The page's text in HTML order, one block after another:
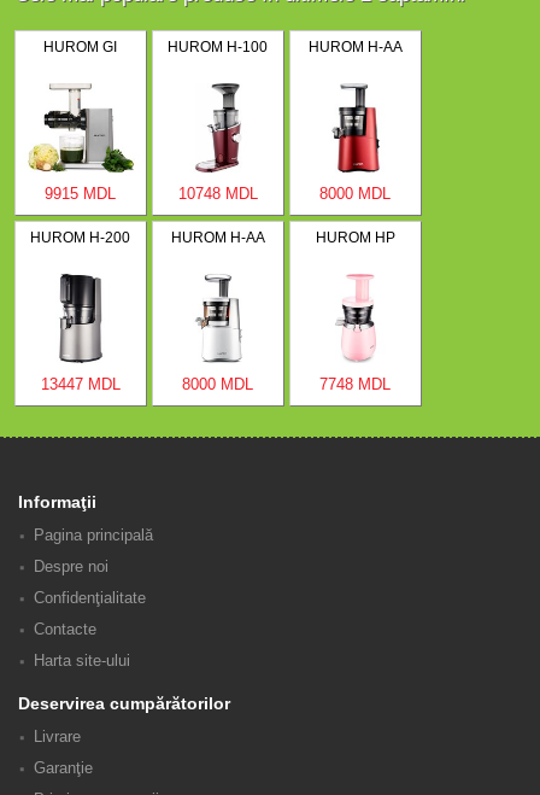
HUROM GI
9915 MDL
HUROM H-100
10748 MDL
HUROM H-AA
8000 MDL
HUROM H-200
13447 MDL
HUROM H-AA
8000 MDL
HUROM HP
7748 MDL
Informaţii
Pagina principală
Despre noi
Confidenţialitate
Contacte
Harta site-ului
Deservirea cumpărătorilor
Livrare
Garanţie